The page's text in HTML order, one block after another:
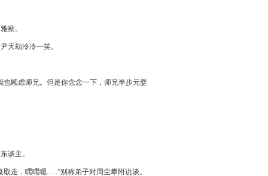
察。
天劫冷冷一笑。
顾虑师兄。但是你念念一下，师兄半步元婴
谈主。
走，嘿嘿嗯......”别称弟子对周尘攀附说谈。